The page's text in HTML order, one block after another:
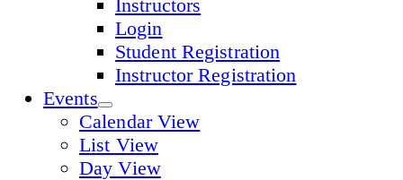
Instructors
Login
Student Registration
Instructor Registration
Events
Calendar View
List View
Day View